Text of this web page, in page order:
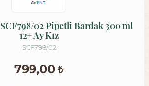
02 Pipetli Bardak 300 ml
12+ Ay Kız
SCF798/02
799,00